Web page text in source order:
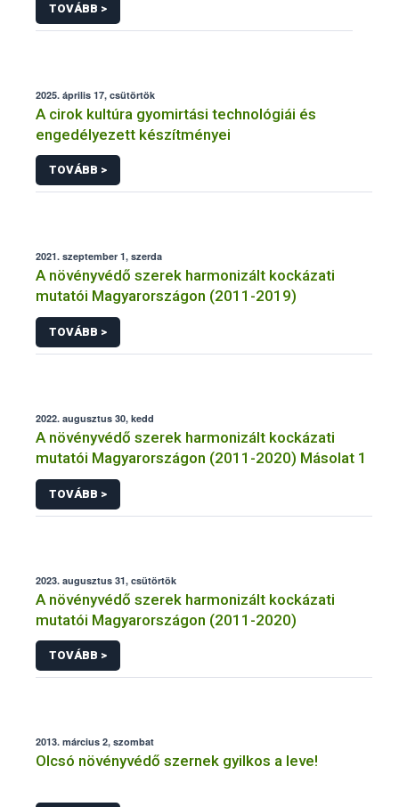
TOVÁBB >
2025. április 17, csütörtök
A cirok kultúra gyomirtási technológiái és
engedélyezett készítményei
TOVÁBB >
2021. szeptember 1, szerda
A növényvédő szerek harmonizált kockázati
mutatói Magyarországon (2011-2019)
TOVÁBB >
2022. augusztus 30, kedd
A növényvédő szerek harmonizált kockázati
mutatói Magyarországon (2011-2020) Másolat 1
TOVÁBB >
2023. augusztus 31, csütörtök
A növényvédő szerek harmonizált kockázati
mutatói Magyarországon (2011-2020)
TOVÁBB >
2013. március 2, szombat
Olcsó növényvédő szernek gyilkos a leve!